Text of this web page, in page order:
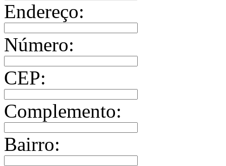
Endereço:
Número:
CEP:
Complemento:
Bairro: